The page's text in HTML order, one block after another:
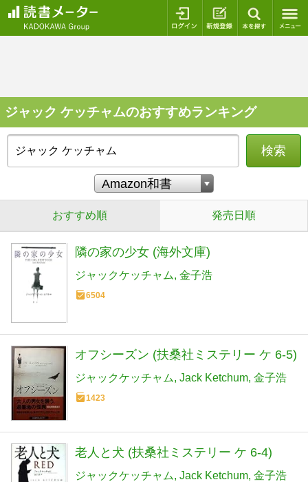
ログイン 新規登録
ジャック ケッチャムのおすすめランキング
検索
おすすめ順 発売日順
隣の家の少女 (海外文庫)
ジャックケッチャム 金子浩
6504
オフシーズン (扶桑社ミステリー ケ 6-5)
ジャックケッチャム Jack Ketchum 金子浩
1423
老人と犬 (扶桑社ミステリー ケ 6-4)
ジャックケッチャム Jack Ketchum 金子浩